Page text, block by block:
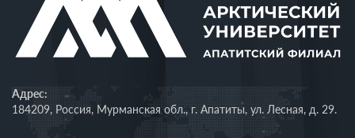
Адрес:
184209, Россия, Мурманская обл., г. Апатиты, ул. Лесная, д. 29.